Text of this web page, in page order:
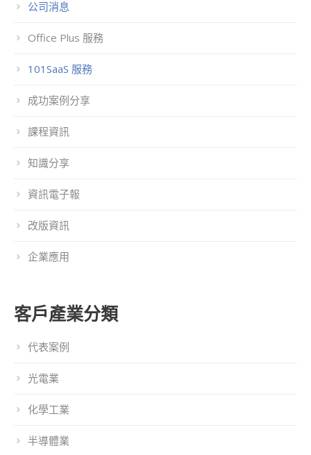
公司消息
Office Plus 服務
101SaaS 服務
成功案例分享
課程資訊
知識分享
資訊電子報
改版資訊
企業應用
客戶產業分類
代表案例
光電業
化學工業
半導體業